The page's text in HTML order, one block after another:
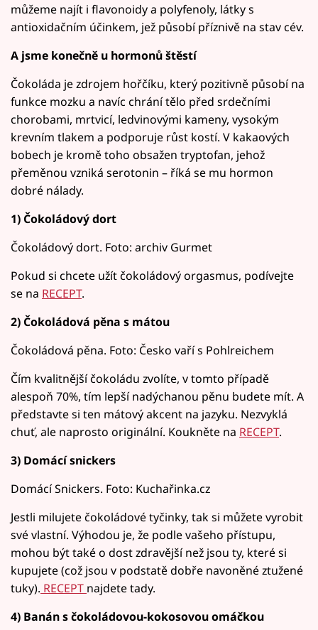
můžeme najít i flavonoidy a polyfenoly, látky s
antioxidačním účinkem, jež působí příznivě na stav cév.
A jsme konečně u hormonů štěstí
Čokoláda je zdrojem hořčíku, který pozitivně působí na
funkce mozku a navíc chrání tělo před srdečními
chorobami, mrtvicí, ledvinovými kameny, vysokým
krevním tlakem a podporuje růst kostí. V kakaových
bobech je kromě toho obsažen tryptofan, jehož
přeměnou vzniká serotonin – říká se mu hormon
dobré nálady.
1) Čokoládový dort
Čokoládový dort. Foto: archiv Gurmet
Pokud si chcete užít čokoládový orgasmus, podívejte
se na RECEPT.
2) Čokoládová pěna s mátou
Čokoládová pěna. Foto: Česko vaří s Pohlreichem
Čím kvalitnější čokoládu zvolíte, v tomto případě
alespoň 70%, tím lepší nadýchanou pěnu budete mít. A
představte si ten mátový akcent na jazyku. Nezvyklá
chuť, ale naprosto originální. Koukněte na RECEPT.
3) Domácí snickers
Domácí Snickers. Foto: Kuchařinka.cz
Jestli milujete čokoládové tyčinky, tak si můžete vyrobit
své vlastní. Výhodou je, že podle vašeho přístupu,
mohou být také o dost zdravější než jsou ty, které si
kupujete (což jsou v podstatě dobře navoněné ztužené
tuky). RECEPT najdete tady.
4) Banán s čokoládovou-kokosovou omáčkou